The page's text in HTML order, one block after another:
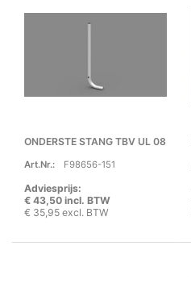
ONDERSTE STANG TBV UL 08
Art.Nr.: F98656-151
Adviesprijs:
€ 43,50 incl. BTW
€ 35,95 excl. BTW